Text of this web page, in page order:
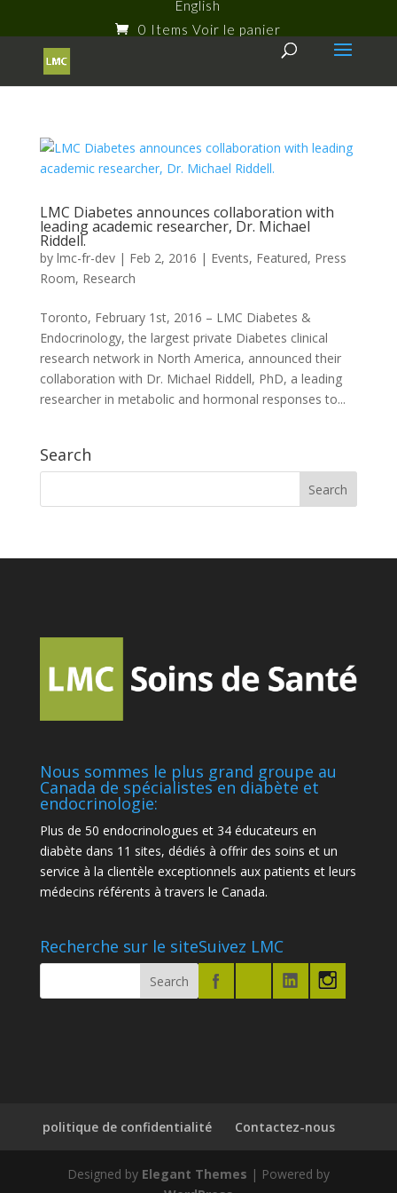
English
0 Items
LMC Diabetes announces collaboration with
leading academic researcher, Dr. Michael
Riddell.
by lmc-fr-dev| Feb 2, 2016 | Events, Featured, Press
Room, Research
Toronto, February 1st, 2016 – LMC Diabetes &
Endocrinology, the largest private Diabetes clinical
research network in North America, announced their
collaboration with Dr. Michael Riddell, PhD, a leading
researcher in metabolic and hormonal responses to...
Search
Nous sommes le plus grand groupe au
Canada de spécialistes en diabète et
endocrinologie:
Plus de 50 endocrinologues et 34 éducateurs en
diabète dans 11 sites, dédiés à offrir des soins et un
service à la clientèle exceptionnels aux patients et leurs
médecins référents à travers le Canada.
Recherche sur le siteSuivez LMC
politique de confidentialité Contactez-nous
Designed by Elegant Themes | Powered by